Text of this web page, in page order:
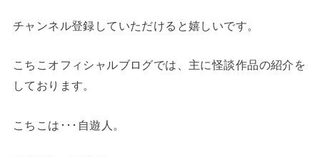
チャンネル登録していただけると嬉しいです。
こちこオフィシャルブログでは、主に怪談作品の紹介を
しております。
こちこは･･･自遊人。